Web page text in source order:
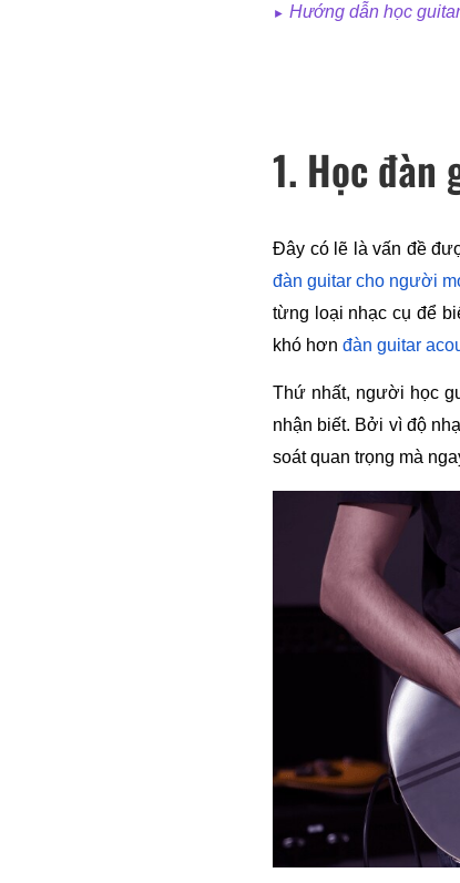
► Hướng dẫn học
1. Học
Đây có lẽ là vấn đề
đàn guitar cho người
từng loại nhạc cụ để
khó hơn đàn guitar
Thứ nhất, người học
nhận biết. Bởi vì độ
soát quan trọng mà